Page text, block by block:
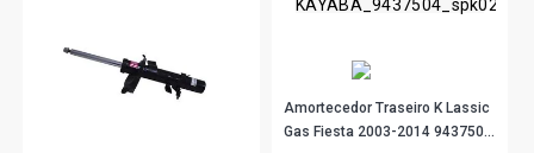
Amortecedor Traseiro K Lassic
Gas Fiesta 2003-2014 9437504